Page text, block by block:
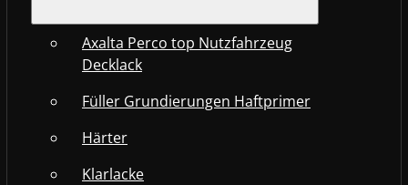
Axalta Perco top Nutzfahrzeug
Decklack
Füller Grundierungen Haftprimer
Härter
Klarlacke